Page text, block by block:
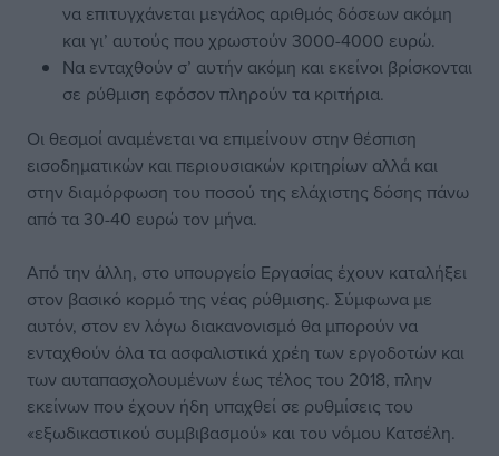
να επιτυγχάνεται μεγάλος αριθμός δόσεων ακόμη
και γι’ αυτούς που χρωστούν 3000-4000 ευρώ.
Να ενταχθούν σ’ αυτήν ακόμη και εκείνοι βρίσκονται
σε ρύθμιση εφόσον πληρούν τα κριτήρια.
Οι θεσμοί αναμένεται να επιμείνουν στην θέσπιση
εισοδηματικών και περιουσιακών κριτηρίων αλλά και
στην διαμόρφωση του ποσού της ελάχιστης δόσης πάνω
από τα 30-40 ευρώ τον μήνα.
Από την άλλη, στο υπουργείο Εργασίας έχουν καταλήξει
στον βασικό κορμό της νέας ρύθμισης. Σύμφωνα με
αυτόν, στον εν λόγω διακανονισμό θα μπορούν να
ενταχθούν όλα τα ασφαλιστικά χρέη των εργοδοτών και
των αυταπασχολουμένων έως τέλος του 2018, πλην
εκείνων που έχουν ήδη υπαχθεί σε ρυθμίσεις του
«εξωδικαστικού συμβιβασμού» και του νόμου Κατσέλη.